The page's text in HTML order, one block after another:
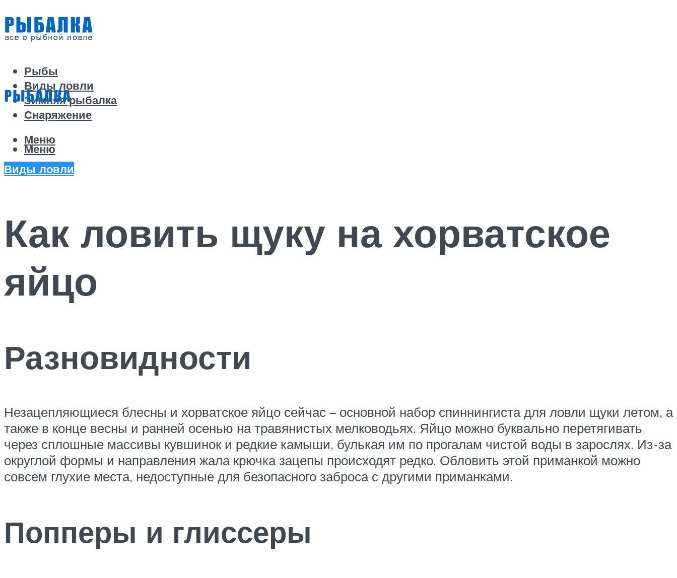
Рыбы
Виды ловли
Зимняя рыбалка
Снаряжение
Меню
Меню
Виды ловли
Как ловить щуку на хорватское
яйцо
Разновидности
Незацепляющиеся блесны и хорватское яйцо сейчас – основной набор спиннингиста для ловли щуки летом, а
также в конце весны и ранней осенью на травянистых мелководьях. Яйцо можно буквально перетягивать
через сплошные массивы кувшинок и редкие камыши, булькая им по прогалам чистой воды в зарослях. Из-за
округлой формы и направления жала крючка зацепы происходят редко. Обловить этой приманкой можно
совсем глухие места, недоступные для безопасного заброса с другими приманками.
Попперы и глиссеры